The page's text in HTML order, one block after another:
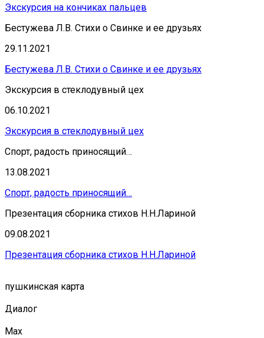
Экскурсия на кончиках пальцев
Бестужева Л.В. Стихи о Свинке и ее друзьях
29.11.2021
Бестужева Л.В. Стихи о Свинке и ее друзьях
Экскурсия в стеклодувный цех
06.10.2021
Экскурсия в стеклодувный цех
Спорт, радость приносящий…
13.08.2021
Спорт, радость приносящий…
Презентация сборника стихов Н.Н.Лариной
09.08.2021
Презентация сборника стихов Н.Н.Лариной
пушкинская карта
Диалог
Мах